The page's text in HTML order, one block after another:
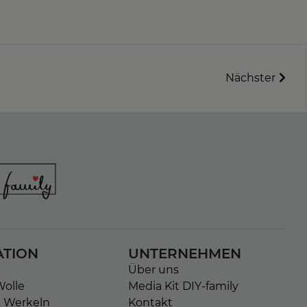
Nächster
Werkeln
UNTERNEHMEN
Über uns
Media Kit DIY-family
Kontakt